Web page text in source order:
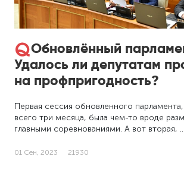
Обновлённый
Удалось ли депутатам
на профпригодность?
Первая сессия обновленного
всего три месяца, была чем-то вроде
главными соревнованиями. А вот вторая, …
01 Сен, 2023 21930